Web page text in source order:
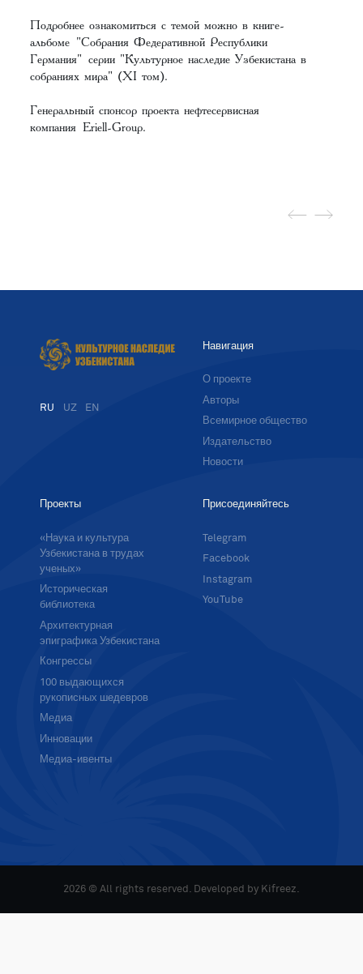
Подробнее ознакомиться с темой можно в книге-
альбоме "Собрания Федеративной Республики
Германия" серии "Культурное наследие Узбекистана в
собраниях мира" (XI том).
Генеральный спонсор проекта нефтесервисная
компанияEriell-Group.
RU UZ EN
Навигация
О проекте
Авторы
Всемирное общество
Издательство
Новости
Проекты
«Наука и культура
Узбекистана в трудах
ученых»
Историческая
библиотека
Архитектурная
эпиграфика Узбекистана
Конгрессы
100 выдающихся
рукописных шедевров
Медиа
Инновации
Медиа-ивенты
Присоединяйтесь
Telegram
Facebook
Instagram
YouTube
2026 © All rights reserved. Developed by Kifreez.